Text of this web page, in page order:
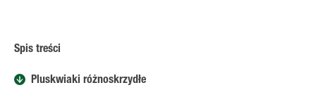
Spis treści
Pluskwiaki różnoskrzydłe